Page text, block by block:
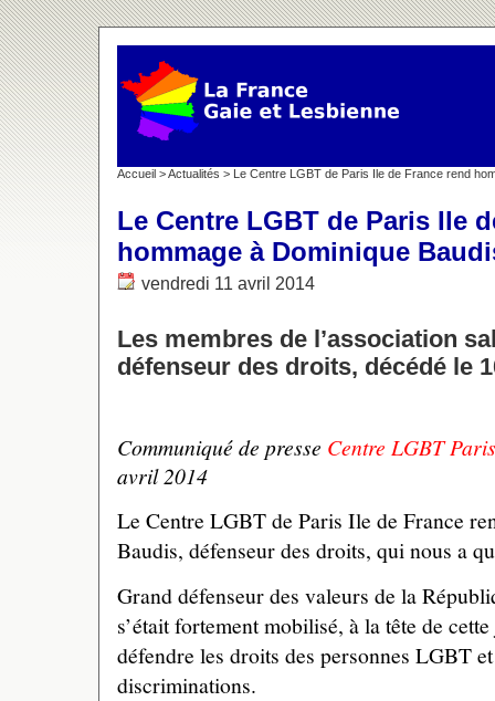
Accueil >Actualités > Le Centre LGBT de Paris Ile de France rend
Le Centre LGBT de Paris Ile
hommage à Dominique
vendredi 11 avril 2014
Les membres de l’association
défenseur des droits, décédé le
Communiqué de presse Centre LGBT
avril 2014
Le Centre LGBT de Paris Ile de France
Baudis, défenseur des droits, qui nous a
Grand défenseur des valeurs de la
s’était fortement mobilisé, à la tête de
défendre les droits des personnes LGBT
discriminations.